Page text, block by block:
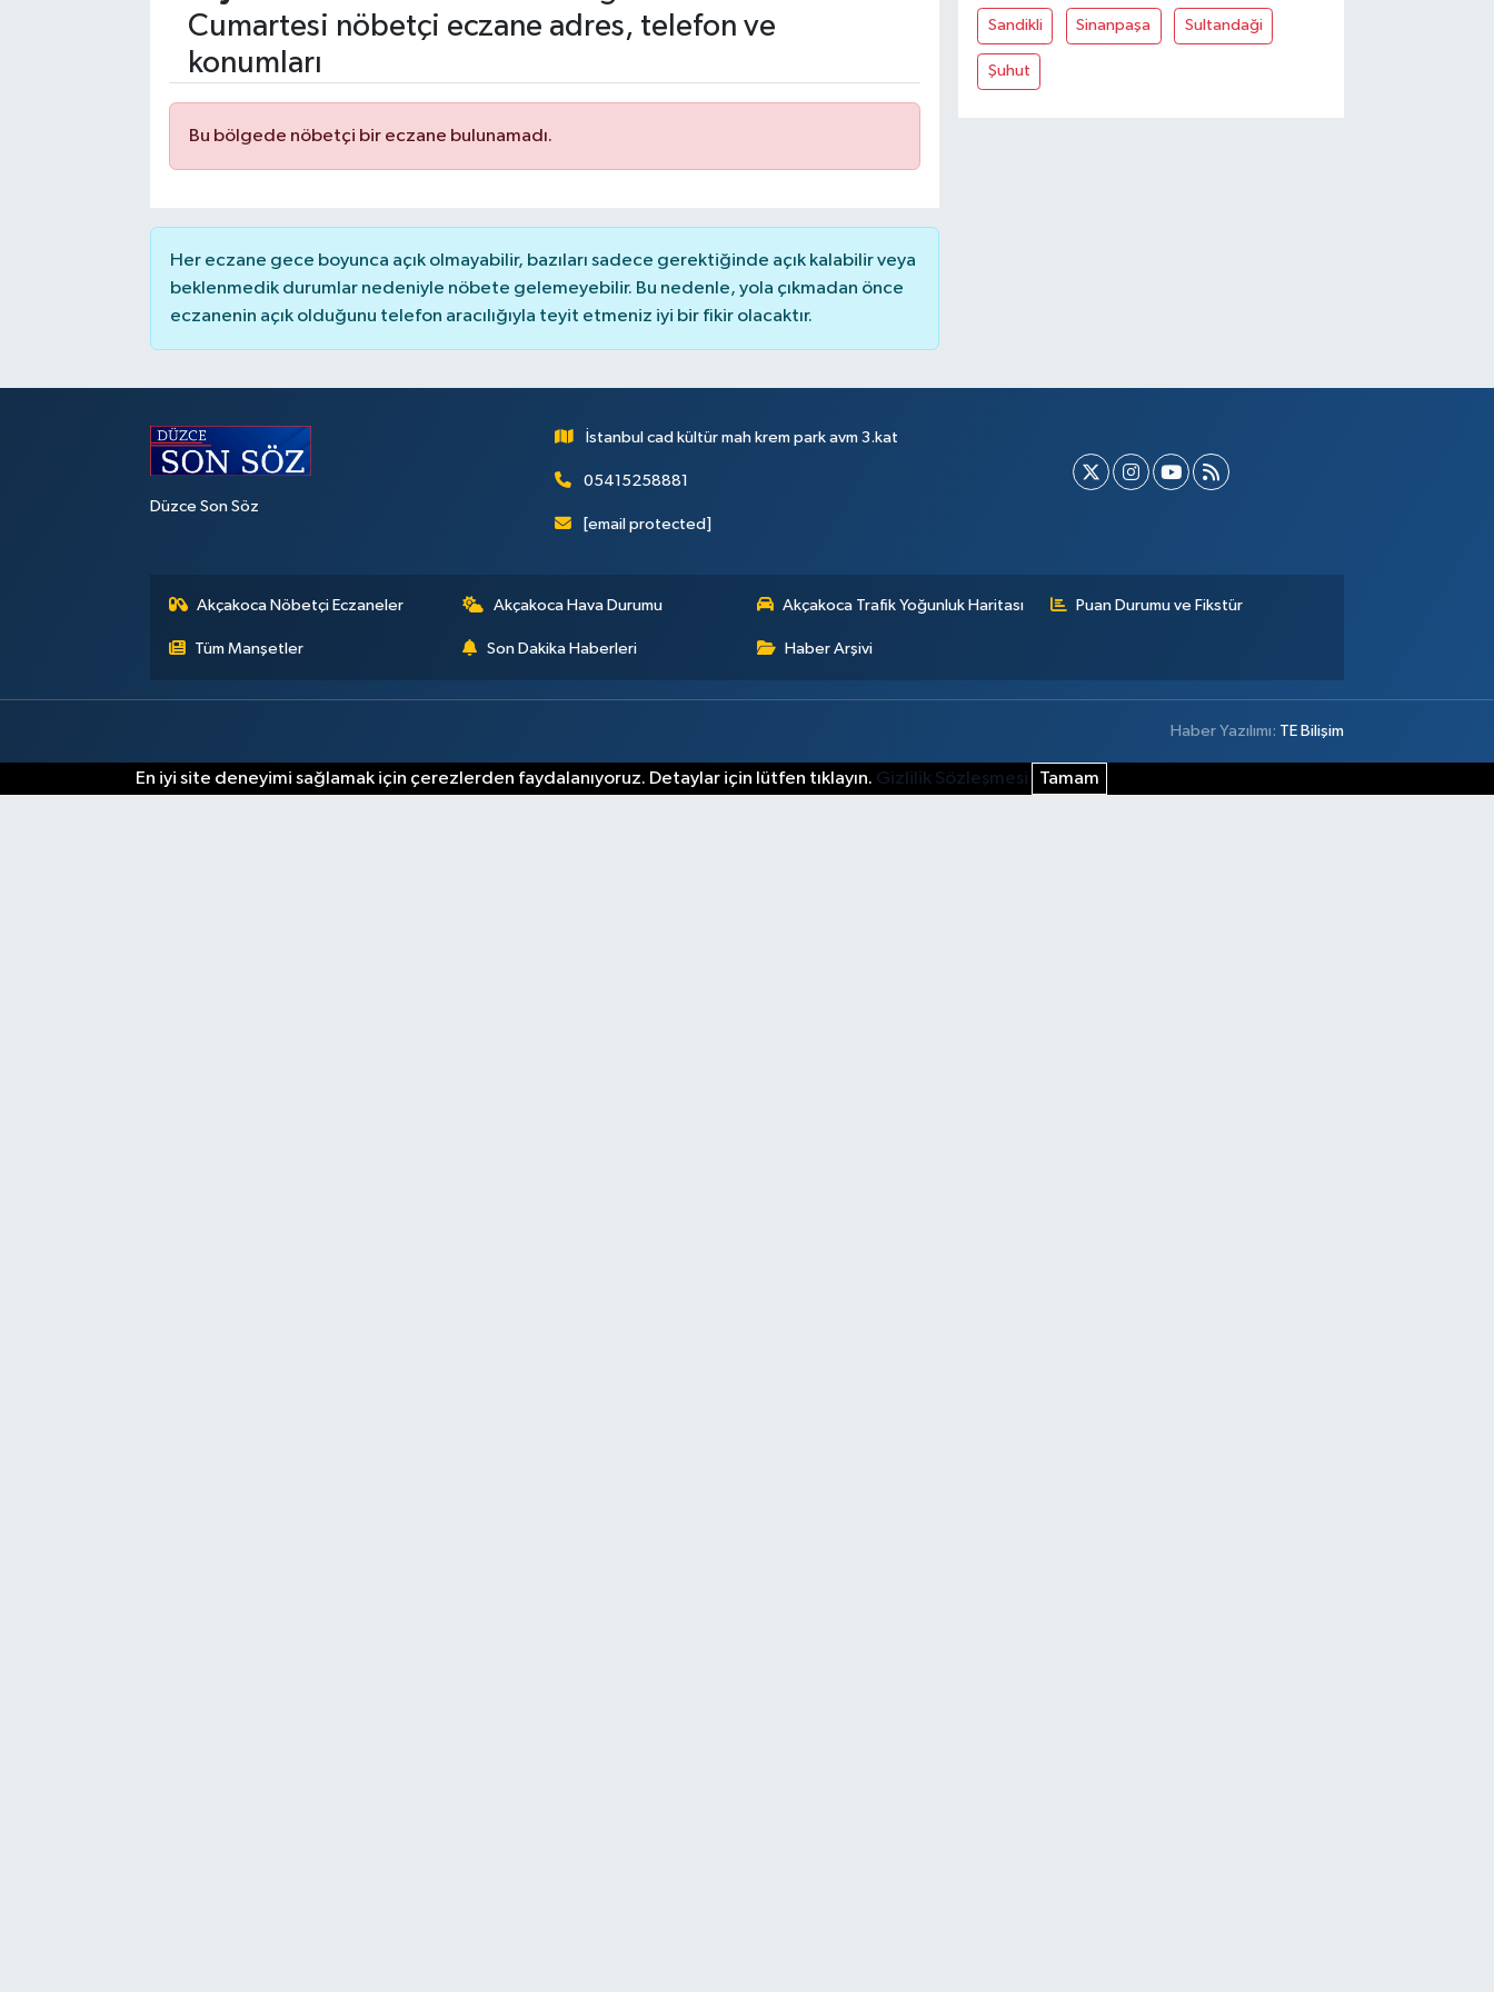
Cumartesi nöbetçi eczane adres, telefon ve
konumları
Bu bölgede nöbetçi bir eczane bulunamadı.
Her eczane gece boyunca açık olmayabilir, bazıları sadece gerektiğinde açık kalabilir veya
beklenmedik durumlar nedeniyle nöbete gelemeyebilir. Bu nedenle, yola çıkmadan önce
eczanenin açık olduğunu telefon aracılığıyla teyit etmeniz iyi bir fikir olacaktır.
Sandikli Sinanpaşa Sultandaği
Şuhut
Düzce Son Söz
İstanbul cad kültür mah krem park avm 3.kat
05415258881
[email protected]
Akçakoca Nöbetçi Eczaneler Akçakoca Hava Durumu Akçakoca Trafik Yoğunluk Haritası Puan Durumu ve Fikstür
Tüm Manşetler Son Dakika Haberleri Haber Arşivi
Haber Yazılımı: TE Bilişim
En iyi site deneyimi sağlamak için çerezlerden faydalanıyoruz. Detaylar için lütfen tıklayın. Gizlilik Sözleşmesi Tamam